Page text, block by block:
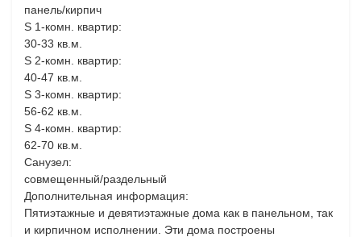
панель/кирпич
S 1-комн. квартир:
30-33 кв.м.
S 2-комн. квартир:
40-47 кв.м.
S 3-комн. квартир:
56-62 кв.м.
S 4-комн. квартир:
62-70 кв.м.
Санузел:
совмещенный/раздельный
Дополнительная информация:
Пятиэтажные и девятиэтажные дома как в панельном, так
и кирпичном исполнении. Эти дома построены